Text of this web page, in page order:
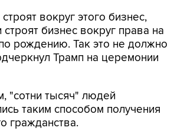
вокруг этого бизнес,
бизнес вокруг права на
рождению. Так это не должно
Трамп на церемонии
"сотни тысяч" людей
таким способом получения
гражданства.